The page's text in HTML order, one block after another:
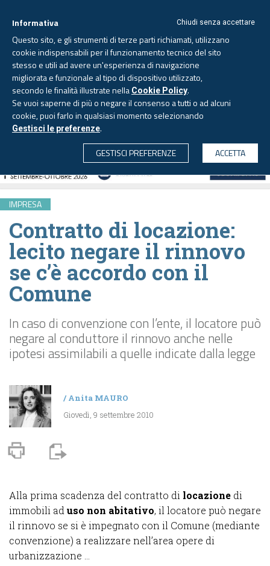
CERCA
Venerdì, 7 agosto 2026 - Aggiornato alle 6.00
IMPRESA
Contratto di locazione:
lecito negare il rinnovo
se c’è accordo con il
Comune
In caso di convenzione con l’ente, il locatore può
negare al conduttore il rinnovo anche nelle
ipotesi assimilabili a quelle indicate dalla legge
/Anita MAURO
Giovedì, 9 settembre 2010
Alla prima scadenza del contratto di locazione di
immobili ad uso non abitativo, il locatore può negare
il rinnovo se si è impegnato con il Comune (mediante
convenzione) a realizzare nell’area opere di
urbanizzazione ...
Chiudi senza accettare
Informativa
Questo sito, e gli strumenti di terze parti richiamati, utilizzano
cookie indispensabili per il funzionamento tecnico del sito
stesso e utili ad avere un'esperienza di navigazione
migliorata e funzionale al tipo di dispositivo utilizzato,
secondo le finalità illustrate nella Cookie Policy.
Se vuoi saperne di più o negare il consenso a tutti o ad alcuni
cookie, puoi farlo in qualsiasi momento selezionando
Gestisci le preferenze.
GESTISCI PREFERENZE
ACCETTA